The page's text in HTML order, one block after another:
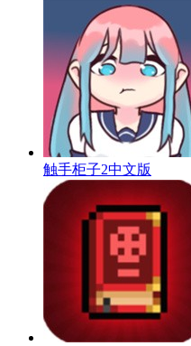
触手柜子2中文版